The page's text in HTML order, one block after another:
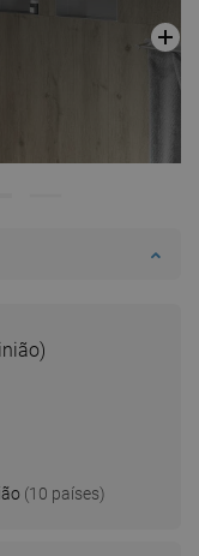
(10 países)